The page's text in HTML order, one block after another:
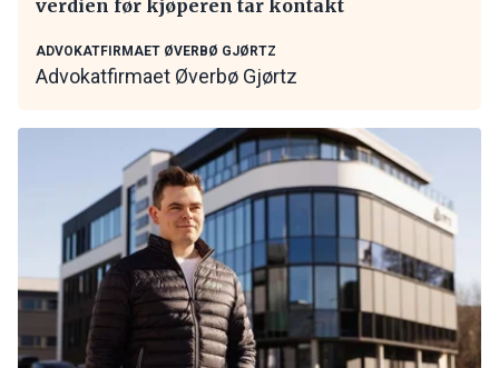
verdien før kjøperen tar kontakt
ADVOKATFIRMAET ØVERBØ GJØRTZ
Advokatfirmaet Øverbø Gjørtz